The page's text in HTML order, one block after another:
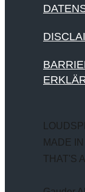
MADE
THAT'S